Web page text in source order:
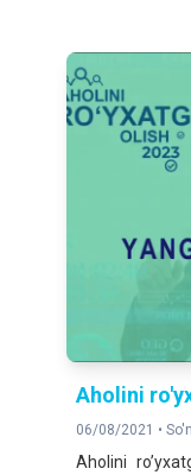
Aholini
06/08/2021 •
Аholini